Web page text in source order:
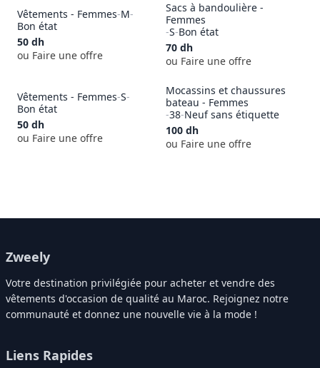
Vêtements - Femmes-M-
Bon état
50 dh
ou Faire une offre
Sacs à bandoulière -
Femmes
-S-Bon état
70 dh
ou Faire une offre
Vêtements - Femmes-S-
Bon état
50 dh
ou Faire une offre
Mocassins et chaussures
bateau - Femmes
-38-Neuf sans étiquette
100 dh
ou Faire une offre
Zweely
Votre destination privilégiée pour acheter et vendre des
vêtements d'occasion de qualité au Maroc. Rejoignez notre
communauté et donnez une nouvelle vie à la mode !
Liens Rapides